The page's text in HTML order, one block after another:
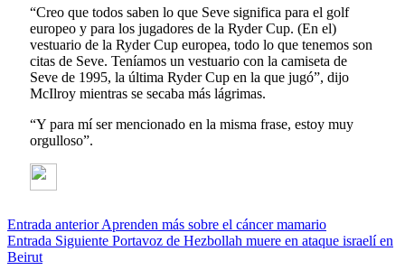
“Creo que todos saben lo que Seve significa para el golf
europeo y para los jugadores de la Ryder Cup. (En el)
vestuario de la Ryder Cup europea, todo lo que tenemos son
citas de Seve. Teníamos un vestuario con la camiseta de
Seve de 1995, la última Ryder Cup en la que jugó”, dijo
McIlroy mientras se secaba más lágrimas.
“Y para mí ser mencionado en la misma frase, estoy muy
orgulloso”.
Entrada anterior Aprenden más sobre el cáncer mamario
Entrada Siguiente Portavoz de Hezbollah muere en ataque israelí en
Beirut